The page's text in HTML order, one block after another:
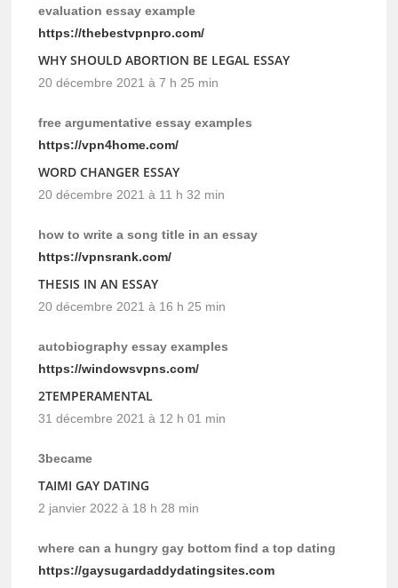
evaluation essay example
https://thebestvpnpro.com/
WHY SHOULD ABORTION BE LEGAL ESSAY
20 décembre 2021 à 7 h 25 min
free argumentative essay examples
https://vpn4home.com/
WORD CHANGER ESSAY
20 décembre 2021 à 11 h 32 min
how to write a song title in an essay
https://vpnsrank.com/
THESIS IN AN ESSAY
20 décembre 2021 à 16 h 25 min
autobiography essay examples
https://windowsvpns.com/
2TEMPERAMENTAL
31 décembre 2021 à 12 h 01 min
3became
TAIMI GAY DATING
2 janvier 2022 à 18 h 28 min
where can a hungry gay bottom find a top dating
https://gaysugardaddydatingsites.com